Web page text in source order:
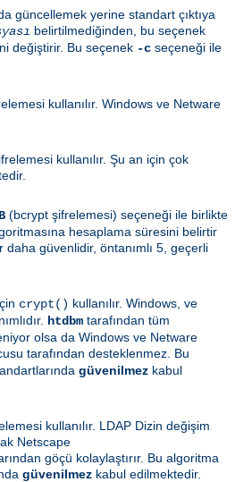
güncellemek yerine standart çıktıya
belirtilmediğinden, bu seçenek
değiştirir. Bu seçenek -c seçeneği ile
kullanılır. Windows ve Netware
kullanılır. Şu an için çok
(bcrypt şifrelemesi) seçeneği ile birlikte
hesaplama süresini belirtir
güvenlidir, öntanımlı 5, geçerli
crypt() kullanılır. Windows, ve
htdbm tarafından tüm
olsa da Windows ve Netware
tarafından desteklenmez. Bu
güvenilmez kabul
kullanılır. LDAP Dizin değişim
Netscape
göçü kolaylaştırır. Bu algoritma
güvenilmez kabul edilmektedir.